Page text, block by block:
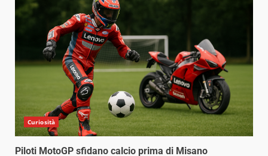
Curiosità
Piloti MotoGP sfidano calcio prima di Misano